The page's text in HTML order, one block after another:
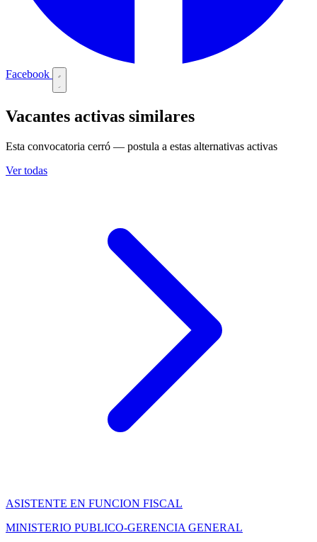
Facebook
Vacantes activas similares
Esta convocatoria cerró — postula a estas alternativas activas
Ver todas
ASISTENTE EN FUNCION FISCAL
MINISTERIO PUBLICO-GERENCIA GENERAL